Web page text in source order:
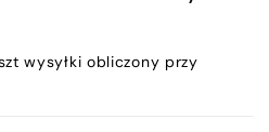
wysyłki obliczony przy